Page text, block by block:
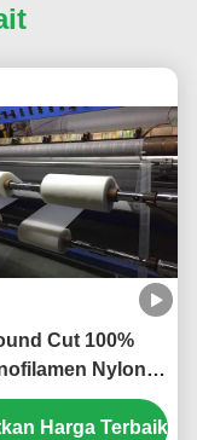
Cut 100%
Nylon
Screen Mesh Disc
Filter Air
Harga Terbaik